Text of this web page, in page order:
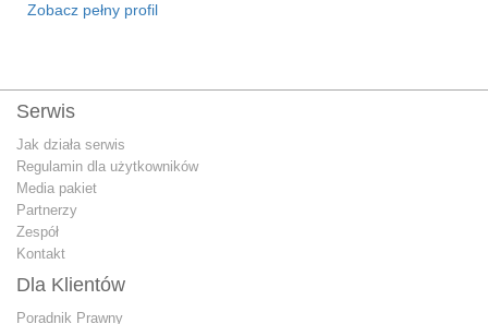
Zobacz pełny profil
Serwis
Jak działa serwis
Regulamin dla użytkowników
Media pakiet
Partnerzy
Zespół
Kontakt
Dla Klientów
Poradnik Prawny